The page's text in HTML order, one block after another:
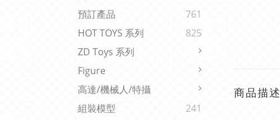
預訂產品
761
HOT TOYS 系列
825
ZD Toys 系列
Figure
高達/機械人/特攝
組裝模型
241
商品描述